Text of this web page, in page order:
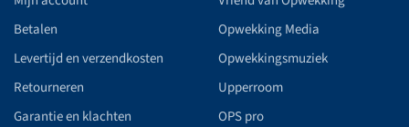
Betalen
Levertijd en verzendkosten
Retourneren
Garantie en klachten
Opwekking Media
Opwekkingsmuziek
Upperroom
OPS pro